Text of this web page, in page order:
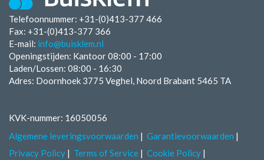
Telefoonnummer: +31-(0)413-377 466
Fax: +31-(0)413-377 366
E-mail: info@buisklem.nl
Openingstijden: Kantoor 08:00 - 17:00
Laden/Lossen: 08:00 - 16:30
Adres: Doornhoek 3775 Veghel, Noord Brabant 5465 TA
KVK-nummer: 16050056
Algemene leveringsvoorwaarden
Garantievoorwaarden
Privacy Policy
Terms of Service
Cookie Policy